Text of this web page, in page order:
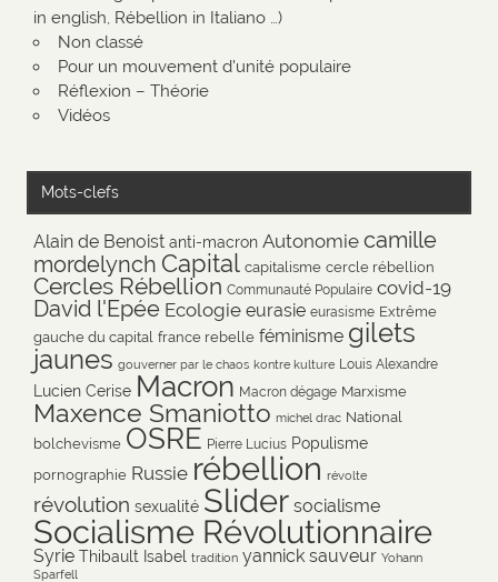
in english, Rébellion in Italiano …)
Non classé
Pour un mouvement d'unité populaire
Réflexion – Théorie
Vidéos
Mots-clefs
Alain de Benoist anti-macron Autonomie camille
mordelynch Capital capitalisme cercle rébellion
Cercles Rébellion Communauté Populaire covid-19
David l'Epée Ecologie eurasie eurasisme Extrême
gauche du capital france rebelle féminisme gilets
jaunes gouverner par le chaos kontre kulture Louis Alexandre
Lucien Cerise Macron Macron dégage Marxisme
Maxence Smaniotto michel drac National
bolchevisme OSRE Pierre Lucius Populisme
pornographie Russie rébellion révolte
révolution sexualité Slider socialisme
Socialisme Révolutionnaire
Syrie Thibault Isabel tradition yannick sauveur Yohann
Sparfell